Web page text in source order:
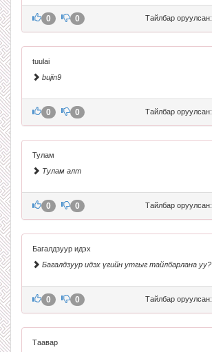
Тайлбар оруулсан:
0 0
tuulai
bujin9
Тайлбар оруулсан:
0 0
Тулам
Тулам алт
Тайлбар оруулсан:
0 0
Багалдзуур идэх
Багалдзуур идэх үгийн утгыг тайлбарлана уу?
Тайлбар оруулсан:
0 0
Таавар